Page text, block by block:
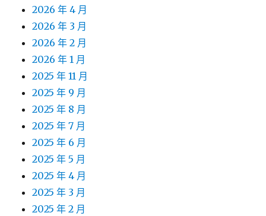
2026 年 4 月
2026 年 3 月
2026 年 2 月
2026 年 1 月
2025 年 11 月
2025 年 9 月
2025 年 8 月
2025 年 7 月
2025 年 6 月
2025 年 5 月
2025 年 4 月
2025 年 3 月
2025 年 2 月